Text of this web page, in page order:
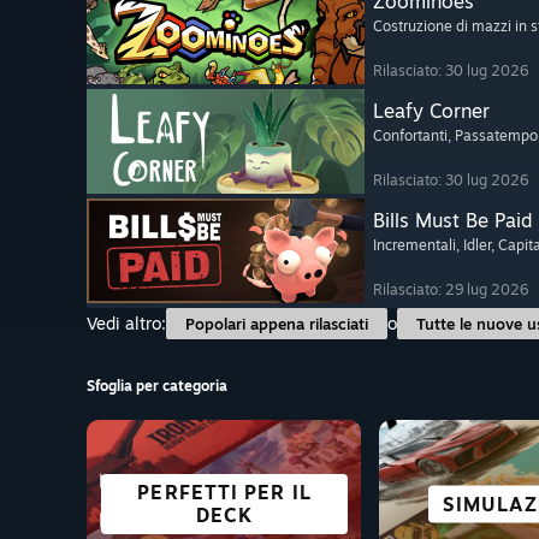
Costruzione di mazzi in
Rilasciato: 30 lug 2026
Leafy Corner
Confortanti, Passatempo
Rilasciato: 30 lug 2026
Bills Must Be Paid
Incrementali, Idler,
Rilasciato: 29 lug 2026
Vedi altro:
Popolari appena rilasciati o Tutte le nuove
Sfoglia per categoria
PERFETTI PER IL
DECK
FANTASCIENZA E
CYBERPUNK
LOTTA
CORSE